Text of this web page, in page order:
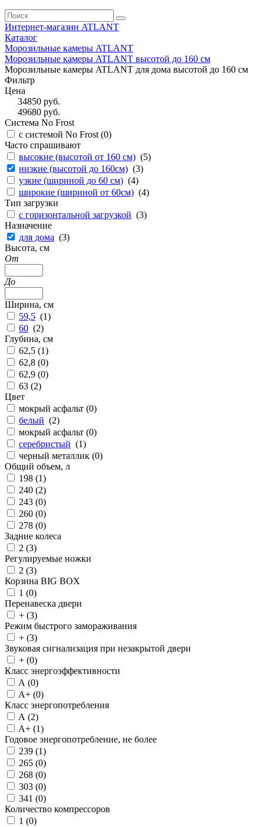
Интернет-магазин ATLANT
Каталог
Морозильные камеры ATLANT
Морозильные камеры ATLANT высотой до 160 см
Морозильные камеры ATLANT для дома высотой до 160 см
Фильтр
Цена
34850руб.
49680руб.
Система No Frost
с системой No Frost (0)
Часто спрашивают
высокие (высотой от 160 см) (5)
низкие (высотой до 160см) (3)
узкие (шириной до 60 см) (4)
широкие (шириной от 60см) (4)
Тип загрузки
с горизонтальной загрузкой (3)
Назначение
для дома (3)
Высота, см
От
До
Ширина, см
59,5 (1)
60 (2)
Глубина, см
62,5 (1)
62,8 (0)
62,9 (0)
63 (2)
Цвет
мокрый асфальт (0)
белый (2)
мокрый асфальт (0)
серебристый (1)
черный металлик (0)
Общий объем, л
198 (1)
240 (2)
243 (0)
260 (0)
278 (0)
Задние колеса
2 (3)
Регулируемые ножки
2 (3)
Корзина BIG BOX
1 (0)
Перенавеска двери
+ (3)
Режим быстрого замораживания
+ (3)
Звуковая сигнализация при незакрытой двери
+ (0)
Класс энергоэффективности
A (0)
A+ (0)
Класс энергопотребления
A (2)
A+ (1)
Годовое энергопотребление, не более
239 (1)
265 (0)
268 (0)
303 (0)
341 (0)
Количество компрессоров
1 (0)